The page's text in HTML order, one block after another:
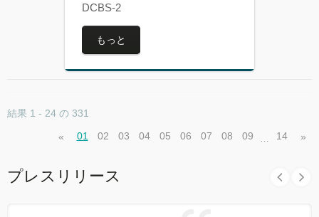
DCBS-2
もっと
結果 1 - 24 の 331
« 01 02 03 04 05 06 07 08 09 14 »
プレスリリース